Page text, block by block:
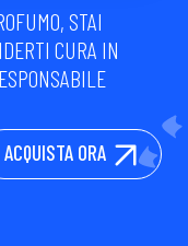
STAI
CURA IN
ACQUISTA ORA